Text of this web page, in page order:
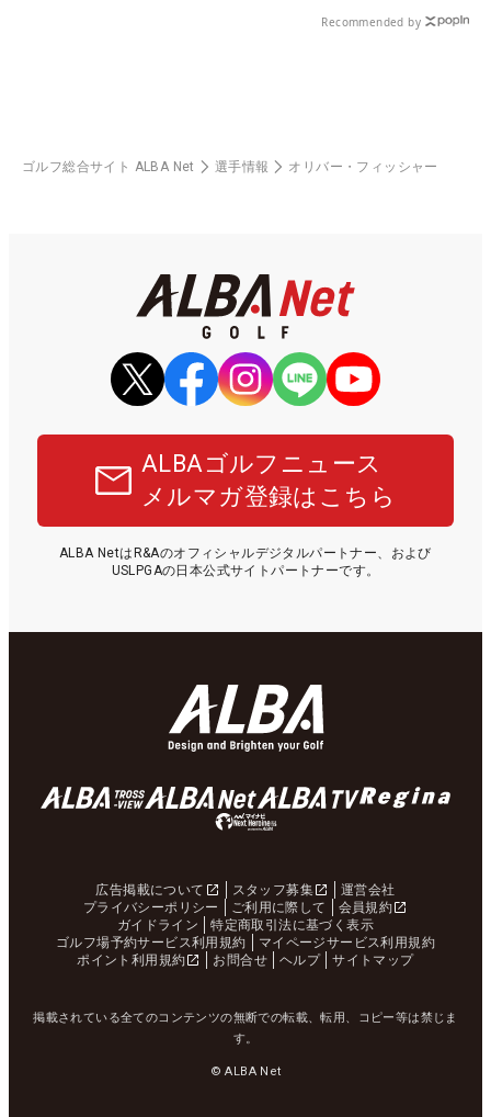
Recommended by
ゴルフ総合サイト ALBA Net 選手情報 オリバー・フィッシャー
ALBAゴルフニュース
メルマガ登録はこちら
ALBA NetはR&Aのオフィシャルデジタルパートナー、および
USLPGAの日本公式サイトパートナーです。
広告掲載について スタッフ募集
運営会社
プライバシーポリシー
ご利用に際して
会員規約
ガイドライン
特定商取引法に基づく表示
ゴルフ場予約サービス利用規約
マイページサービス利用規約
ポイント利用規約
お問合せ ヘルプ サイトマップ
掲載されている全てのコンテンツの無断での転載、転用、コピー等は禁じま
す。
© ALBA Net